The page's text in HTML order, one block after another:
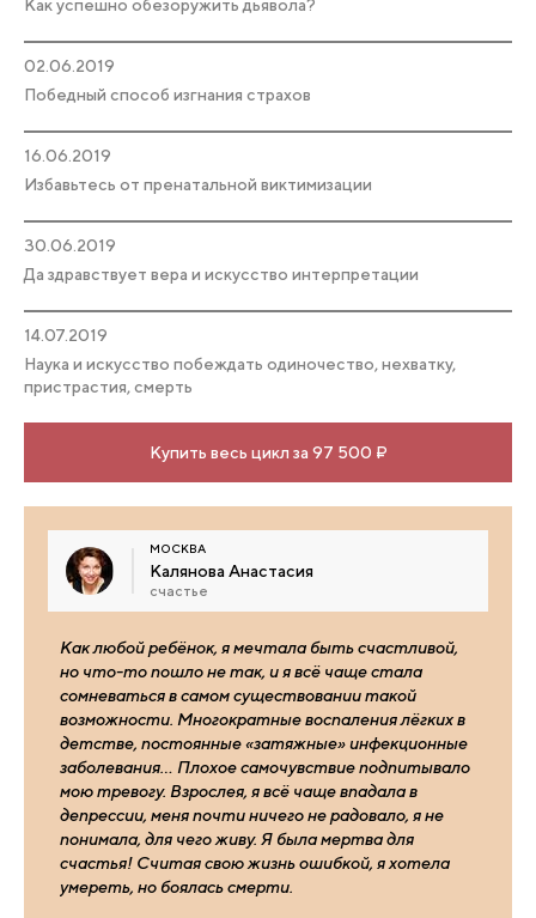
Как успешно обезоружить дьявола?
02.06.2019
Победный способ изгнания страхов
16.06.2019
Избавьтесь от пренатальной виктимизации
30.06.2019
Да здравствует вера и искусство интерпретации
14.07.2019
Наука и искусство побеждать одиночество, нехватку,
пристрастия, смерть
Купить весь цикл за 97 500 ₽
МОСКВА
Калянова Анастасия
счастье
Как любой ребёнок, я мечтала быть счастливой,
но что-то пошло не так, и я всё чаще стала
сомневаться в самом существовании такой
возможности. Многократные воспаления лёгких в
детстве, постоянные «затяжные» инфекционные
заболевания… Плохое самочувствие подпитывало
мою тревогу. Взрослея, я всё чаще впадала в
депрессии, меня почти ничего не радовало, я не
понимала, для чего живу. Я была мертва для
счастья! Считая свою жизнь ошибкой, я хотела
умереть, но боялась смерти.